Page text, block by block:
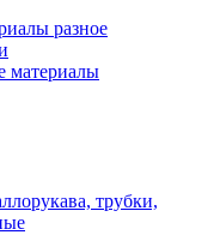
разное
материалы
трубки,